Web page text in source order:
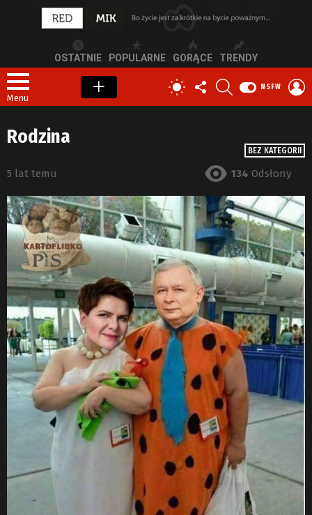
OSTATNIE POPULARNE GORĄCE TRENDY
Menu
PRZEŁĄCZ
SKÓRKĘ
OBSERWUJ
NAS
NSFW
BEZ KATEGORII
Rodzina
5 lat temu 134 Odsłony